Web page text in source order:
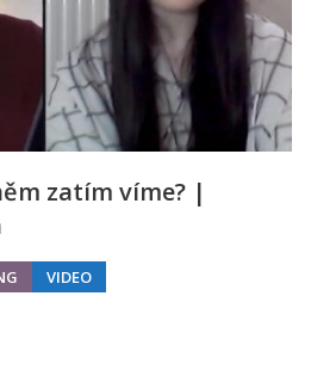
Hledat
zatím víme? |
VIDEO